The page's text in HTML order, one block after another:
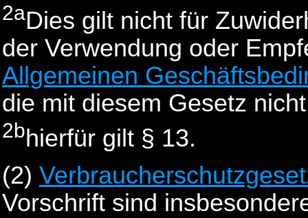
2aDies gilt nicht für
der Verwendung oder
Allgemeinen
die mit diesem Gesetz
2bhierfür gilt § 13.
(2)
Vorschrift sind